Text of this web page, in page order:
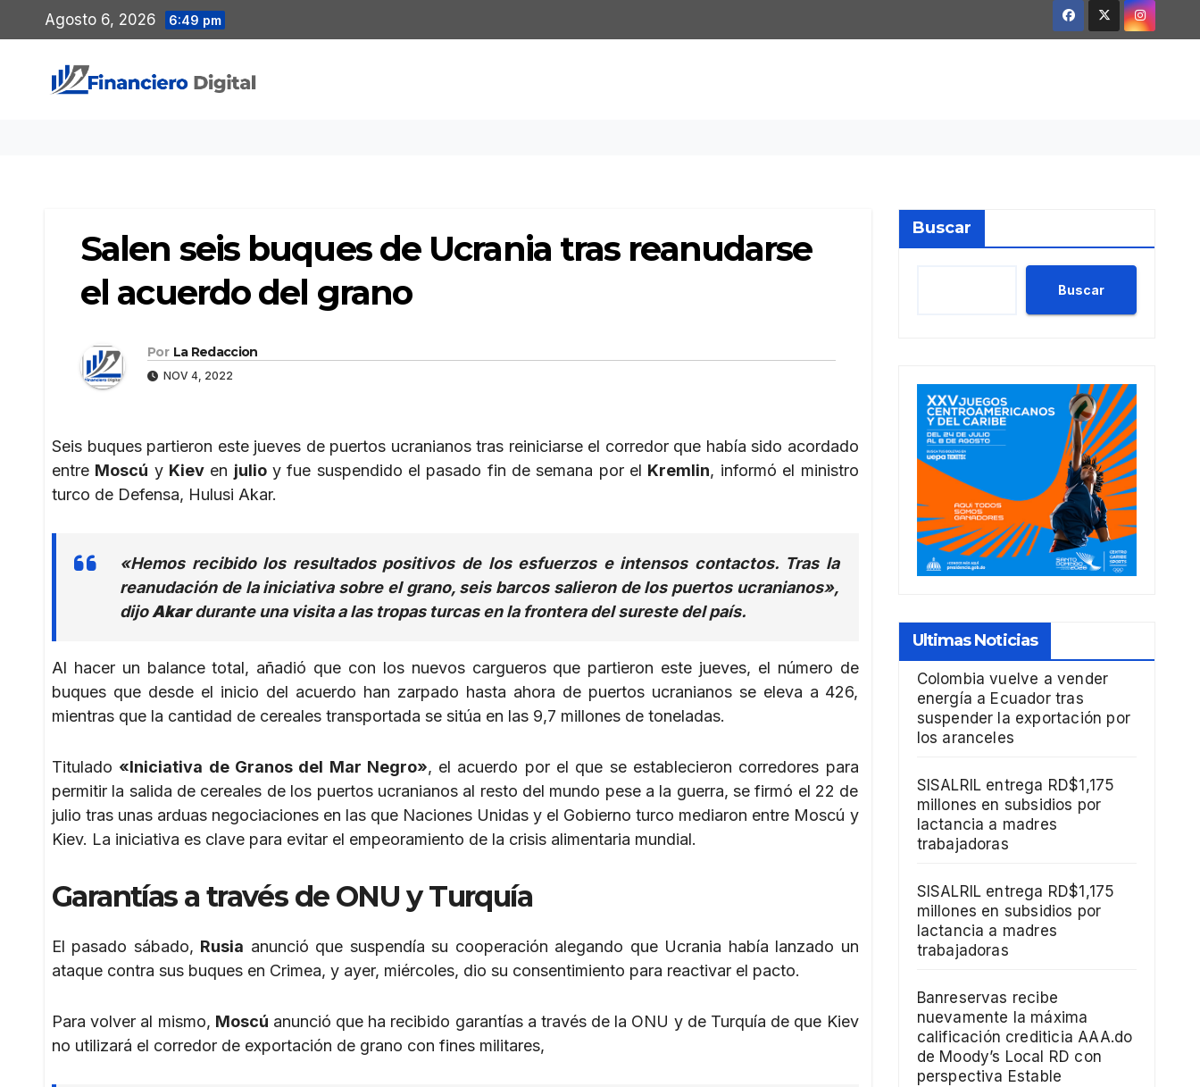
al
contenido
Agosto 6, 2026 6:49 pm
Salen seis buques de Ucrania tras reanudarse
el acuerdo del grano
Por La Redaccion
NOV 4, 2022
Seis buques partieron este jueves de puertos ucranianos tras reiniciarse el corredor que había sido acordado
entre Moscú y Kiev en julioy fue suspendido el pasado fin de semana por el Kremlin, informó el ministro
turco de Defensa, Hulusi Akar.
«Hemos recibido los resultados positivos de los esfuerzos e intensos contactos. Tras la
reanudación de la iniciativa sobre el grano, seis barcos salieron de los puertos ucranianos»,
dijoAkardurante una visita a las tropas turcas en la frontera del sureste del país.
Al hacer un balance total, añadió que con los nuevos cargueros que partieron este jueves, el número de
buques que desde el inicio del acuerdo han zarpado hasta ahora de puertos ucranianos se eleva a 426,
mientras que la cantidad de cereales transportada se sitúa en las 9,7 millones de toneladas.
Titulado «Iniciativa de Granos del Mar Negro», el acuerdo por el que se establecieron corredores para
permitir la salida de cereales de los puertos ucranianos al resto del mundo pese a la guerra, se firmó el 22 de
julio tras unas arduas negociaciones en las que Naciones Unidas y el Gobierno turco mediaron entre Moscú y
Kiev. La iniciativa es clave para evitar el empeoramiento de la crisis alimentaria mundial.
Garantías a través de ONU y Turquía
El pasado sábado, Rusia anunció que suspendía su cooperación alegando que Ucrania había lanzado un
ataque contra sus buques en Crimea, y ayer, miércoles, dio su consentimiento para reactivar el pacto.
Para volver al mismo, Moscú anunció que ha recibido garantías a través de la ONU y de Turquía de que Kiev
no utilizará el corredor de exportación de grano con fines militares,
Buscar
Buscar
Ultimas Noticias
Colombia vuelve a vender
energía a Ecuador tras
suspender la exportación por
los aranceles
SISALRIL entrega RD$1,175
millones en subsidios por
lactancia a madres
trabajadoras
SISALRIL entrega RD$1,175
millones en subsidios por
lactancia a madres
trabajadoras
Banreservas recibe
nuevamente la máxima
calificación crediticia AAA.do
de Moody’s Local RD con
perspectiva Estable